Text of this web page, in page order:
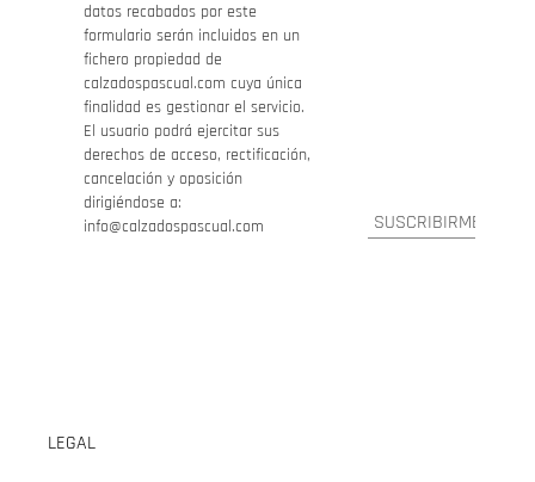
datos recabados por este
formulario serán incluidos en un
fichero propiedad de
calzadospascual.com cuya única
finalidad es gestionar el servicio.
El usuario podrá ejercitar sus
derechos de acceso, rectificación,
cancelación y oposición
dirigiéndose a:
info@calzadospascual.com
LEGAL